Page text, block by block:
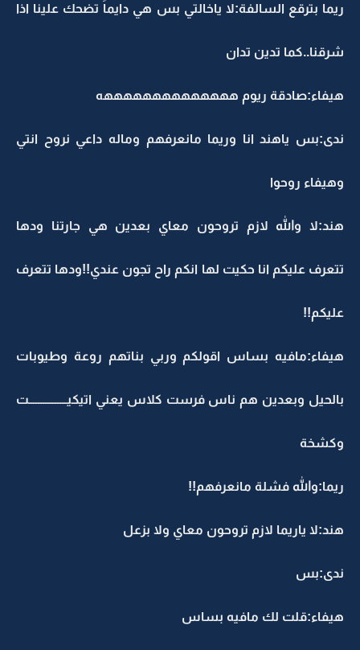
ريما بترقع السالفة:لا ياخالتي بس هي دايماَ تضحك علينا اذا
شرقنا..كما تدين تدان
هيفاء:صادقة ريوم ههههههههههههههه
ندى:بس ياهند انا وريما مانعرفهم وماله داعي نروح انتي
وهيفاء روحوا
هند:لا والله لازم تروحون معاي بعدين هي جارتنا ودها
تتعرف عليكم انا حكيت لها انكم راح تجون عندي!!ودها تتعرف
عليكم!!
هيفاء:مافيه بساس اقولكم وربي بناتهم روعة وطيوبات
بالحيل وبعدين هم ناس فرست كلاس يعني اتيكيــــــــــــــــت
وكشخة
ريما:والله فشلة مانعرفهم!!
هند:لا ياريما لازم تروحون معاي ولا بزعل
ندى:بس
هيفاء:قلت لك مافيه بساس